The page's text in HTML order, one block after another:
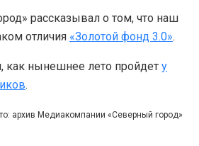
рассказывал о том, что наш
отличия «Золотой фонд 3.0».
нынешнее лето пройдет у
.
архив Медиакомпании «Северный город»